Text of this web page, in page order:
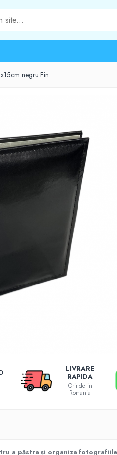
negru Fin
LIVRARE
RAPIDA
Orinde in
Romania
a păstra și organiza